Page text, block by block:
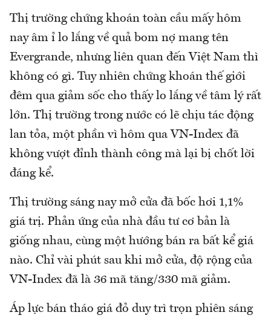
Thị trường chứng khoán toàn cầu mấy hôm
nay âm ỉ lo lắng về quả bom nợ mang tên
Evergrande, nhưng liên quan đến Việt Nam thì
không có gì. Tuy nhiên chứng khoán thế giới
đêm qua giảm sốc cho thấy lo lắng về tâm lý rất
lớn. Thị trường trong nước có lẽ chịu tác động
lan tỏa, một phần vì hôm qua VN-Index đã
không vượt đỉnh thành công mà lại bị chốt lời
đáng kể.
Thị trường sáng nay mở cửa đã bốc hơi 1,1%
giá trị. Phản ứng của nhà đầu tư cơ bản là
giống nhau, cùng một hướng bán ra bất kể giá
nào. Chỉ vài phút sau khi mở cửa, độ rộng của
VN-Index đã là 36 mã tăng/330 mã giảm.
Áp lực bán tháo giá đỏ duy trì trọn phiên sáng